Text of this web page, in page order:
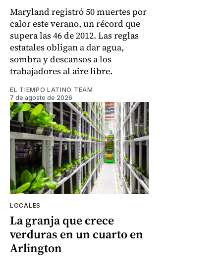
Maryland registró 50 muertes por
calor este verano, un récord que
supera las 46 de 2012. Las reglas
estatales obligan a dar agua,
sombra y descansos a los
trabajadores al aire libre.
EL TIEMPO LATINO TEAM
7 de agosto de 2026
LOCALES
La granja que crece
verduras en un cuarto en
Arlington